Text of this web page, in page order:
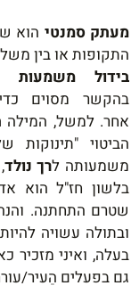
מעתק סמנטי הוא
התקופות או בין
בידול משמעות
בהקשר מסוים
אחר. למשל, המילה
הביטוי
משמעותה לרך נולד,
בלשון חז"ל הוא
שטרם התחתנה.
ובתולה עשויה
בעלה, ואיני מזכיר
גם בפעלים הֵעיר/